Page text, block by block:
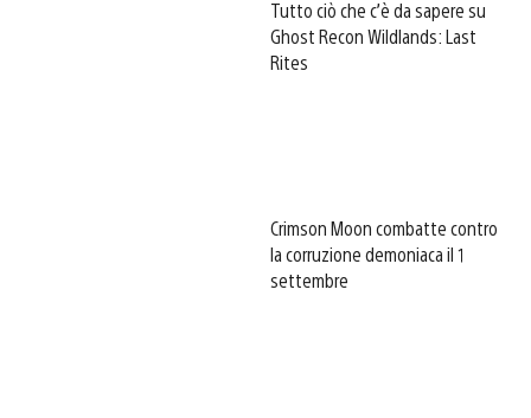
Tutto ciò che c’è da sapere su
Ghost Recon Wildlands: Last
Rites
Crimson Moon combatte contro
la corruzione demoniaca il 1
settembre